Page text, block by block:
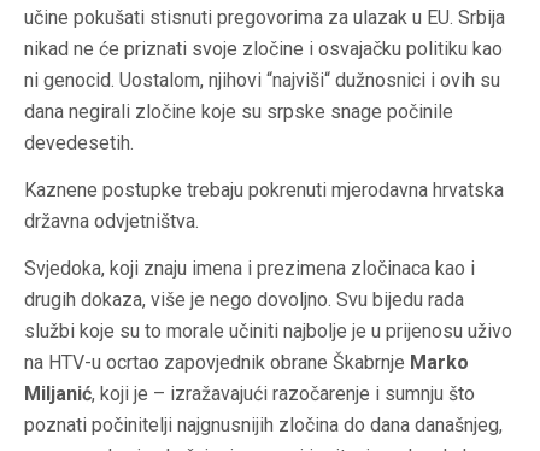
učine pokušati stisnuti pregovorima za ulazak u EU. Srbija
nikad ne će priznati svoje zločine i osvajačku politiku kao
ni genocid. Uostalom, njihovi “najviši“ dužnosnici i ovih su
dana negirali zločine koje su srpske snage počinile
devedesetih.
Kaznene postupke trebaju pokrenuti mjerodavna hrvatska
državna odvjetništva.
Svjedoka, koji znaju imena i prezimena zločinaca kao i
drugih dokaza, više je nego dovoljno. Svu bijedu rada
službi koje su to morale učiniti najbolje je u prijenosu uživo
na HTV-u ocrtao zapovjednik obrane Škabrnje Marko
Miljanić, koji je – izražavajući razočarenje i sumnju što
poznati počinitelji najgnusnijih zločina do dana današnjeg,